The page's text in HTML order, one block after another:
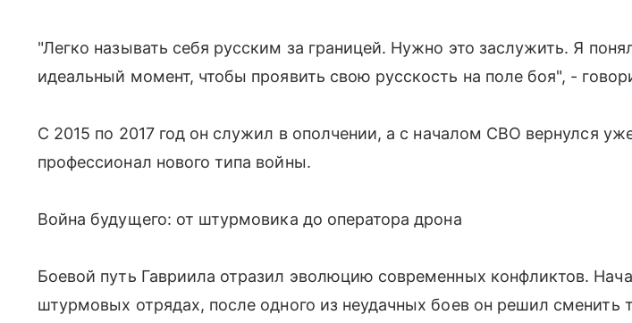
"Легко называть себя русским за границей. Нужно это заслужить. Я
идеальный момент, чтобы проявить свою русскость на поле боя", -
С 2015 по 2017 год он служил в ополчении, а с началом СВО вернулся
профессионал нового типа войны.
Война будущего: от штурмовика до оператора дрона
Боевой путь Гавриила отразил эволюцию современных конфликтов.
штурмовых отрядах, после одного из неудачных боев он решил сменить